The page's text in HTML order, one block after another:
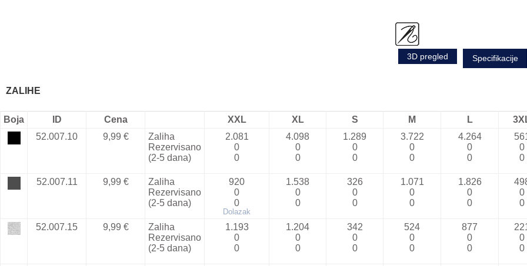
3D pregled Specifikacije
ZALIHE
Boja ID Cena XXL XL S M L
52.007.10
9,99 €
Zaliha
Rezervisano
(2-5 dana)
2.081
0
0
4.098
0
0
1.289
0
0
3.722
0
0
4.264
0
0
0
0
52.007.11 9,99 €
Zaliha
Rezervisano
(2-5 dana)
920
0
0
Dolazak
1.538
0
0
326
0
0
1.071
0
0
1.826
0
0
0
0
52.007.15 9,99 €
Zaliha
Rezervisano
(2-5 dana)
1.193
0
0
1.204
0
0
342
0
0
524
0
0
877
0
0
0
0